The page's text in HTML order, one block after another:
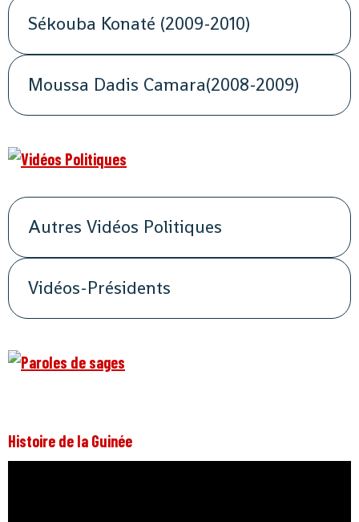
Sékouba Konaté (2009-2010)
Moussa Dadis Camara(2008-2009)
Autres Vidéos Politiques
Vidéos-Présidents
Histoire de la Guinée